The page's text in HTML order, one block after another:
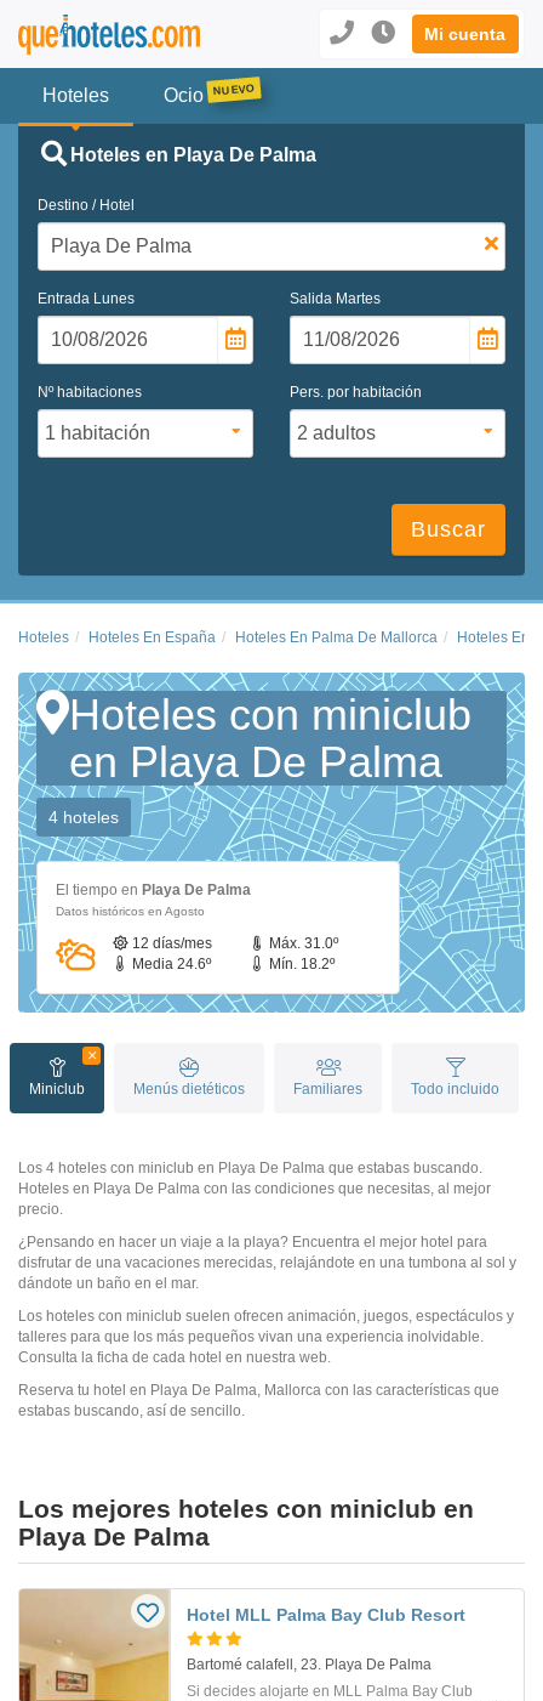
Mi cuenta
Hoteles Ocio
Hoteles en Playa De Palma
Destino / Hotel
Entrada Lunes Salida Martes
Nº habitaciones Pers. por habitación
Buscar
Hoteles Hoteles En España Hoteles En Palma De Mallorca Hoteles En
Hoteles con miniclub
en Playa De Palma
4 hoteles
El tiempo en Playa De Palma
Datos históricos en Agosto
12 días/mes
Máx. 31.0º
Media 24.6º
Mín. 18.2º
Miniclub Menús dietéticos Familiares Todo incluido
Los 4 hoteles con miniclub en Playa De Palma que estabas buscando.
Hoteles en Playa De Palma con las condiciones que necesitas, al mejor
precio.
¿Pensando en hacer un viaje a la playa? Encuentra el mejor hotel para
disfrutar de una vacaciones merecidas, relajándote en una tumbona al sol y
dándote un baño en el mar.
Los hoteles con miniclub suelen ofrecen animación, juegos, espectáculos y
talleres para que los más pequeños vivan una experiencia inolvidable.
Consulta la ficha de cada hotel en nuestra web.
Reserva tu hotel en Playa De Palma, Mallorca con las características que
estabas buscando, así de sencillo.
Los mejores hoteles con miniclub en
Playa De Palma
Hotel MLL Palma Bay Club Resort
Bartomé calafell, 23. Playa De Palma
Si decides alojarte en MLL Palma Bay Club